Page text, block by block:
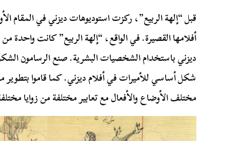
قبل “إلهة الربيع”، ركزت استوديوهات ديزني في المقام
أفلامها القصيرة. في الواقع، “إلهة الربيع” كانت واحدة
ديزني باستخدام الشخصيات البشرية. صنع الرسامون
شكل أساسي للأميرات في أفلام ديزني. كما قاموا
مختلف الأوضاع والأفعال مع تعابير مختلفة من زوايا